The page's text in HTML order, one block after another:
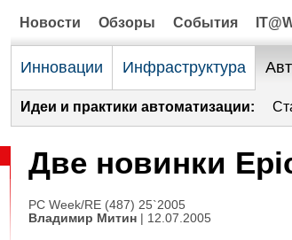
Новости Обзоры События
Инновации Инфраструктура
Идеи и практики автоматизации:
Две новинки
PC Week/RE (487) 25`2005
Владимир Митин | 12.07.2005